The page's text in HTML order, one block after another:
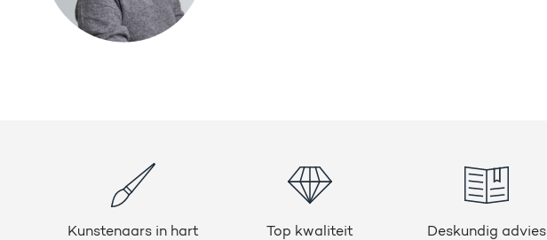
Kunstenaars in hart
Top kwaliteit
Deskundig advies